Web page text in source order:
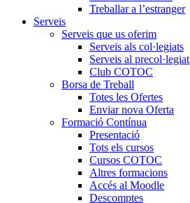
Treballar a l’estranger
Serveis
Serveis que us oferim
Serveis als col·legiats
Serveis al precol·legiat
Club COTOC
Borsa de Treball
Totes les Ofertes
Enviar nova Oferta
Formació Contínua
Presentació
Tots els cursos
Cursos COTOC
Altres formacions
Accés al Moodle
Descomptes